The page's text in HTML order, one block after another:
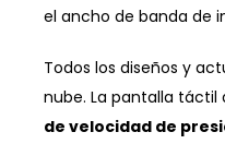
el ancho de banda de
Todos los diseños y
nube. La pantalla táctil
de velocidad de